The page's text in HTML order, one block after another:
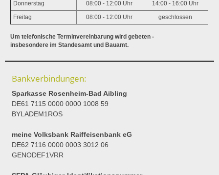
Donnerstag 08:00 - 12:00 Uhr 14:00 - 16:00 Uhr
Freitag 08:00 - 12:00 Uhr geschlossen
Um telefonische Terminvereinbarung wird gebeten -
insbesondere im Standesamt und Bauamt.
Bankverbindungen:
Sparkasse Rosenheim-Bad Aibling
DE61 7115 0000 0000 1008 59
BYLADEM1ROS
meine Volksbank Raiffeisenbank eG
DE62 7116 0000 0003 3012 06
GENODEF1VRR